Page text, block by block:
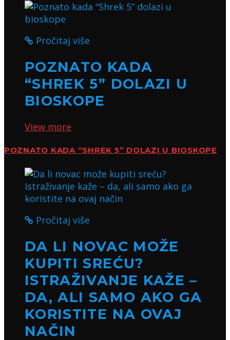
Pročitaj više
POZNATO KADA
“SHREK 5” DOLAZI U
BIOSKOPE
View more
POZNATO KADA “SHREK 5” DOLAZI U BIOSKOPE
Pročitaj više
DA LI NOVAC MOŽE
KUPITI SREĆU?
ISTRAŽIVANJE KAŽE –
DA, ALI SAMO AKO GA
KORISTITE NA OVAJ
NAČIN